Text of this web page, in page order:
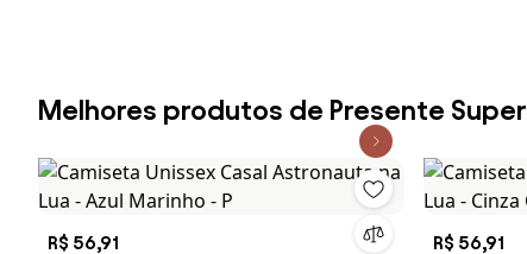
Melhores produtos de Presente Super
R$ 56,91 R$ 56,91